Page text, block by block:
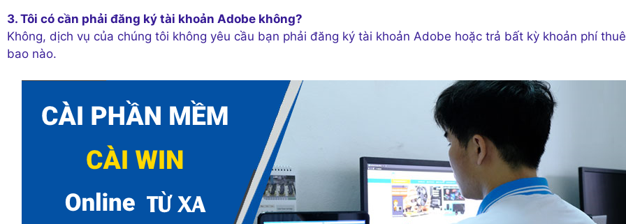
3. Tôi có cần phải đăng ký tài khoản Adobe không?
Không, dịch vụ của chúng tôi không yêu cầu bạn phải đăng ký tài khoản Adobe hoặc trả bất kỳ khoản phí thuê
bao nào.